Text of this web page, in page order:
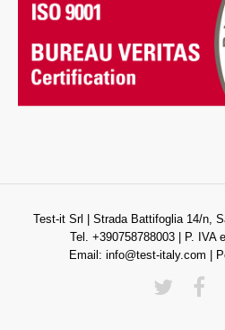
Test-it Srl | Strada Battifoglia 14/n,
Tel. +390758788003 | P. IVA
Email: info@test-italy.com |